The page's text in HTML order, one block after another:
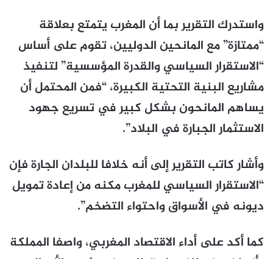
واستدرك التقرير بما أن المغرب يتمتع بعلاقة
“ممتازة” مع المانحين الدوليين، تقوم على أساس
“الاستقرار السياسي والقدرة المؤسسية” لتنفيذ
مشاريع البنية التحتية الكبيرة، “فمن المحتمل أن
يساهم المانحون بشكل كبير في تسريع جهود
الاستثمار الجبارة في البلاد”.
وأشار كاتب التقرير إلى أنه خلافا للبلدان الجارة فإن
“الاستقرار السياسي للمغرب مكنه من إعادة تمويل
ديونه في الأسواق واحتواء التضخم”.
كما أكد على أداء الاقتصاد المغربي، واصفا المملكة